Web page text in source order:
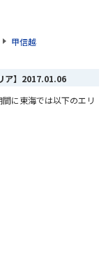
甲信越
】 2017.01.06
に東海では以下のエリ